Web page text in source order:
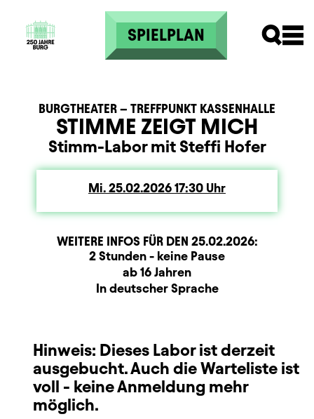
Direkt zum Inhalt
SPIELPLAN
STIMME ZEIGT MICH
BURGTHEATER – TREFFPUNKT KASSENHALLE
Stimm-Labor mit Steffi Hofer
Mi. Mittwoch
25.02.2026 17:30Uhr
WEITERE INFOS FÜR DEN 25.02.2026:
BeschreibungInformation
Dauer und Pausen2 Stunden - keine Pause
ab 16 Jahren
SprachbeschreibungIn deutscher Sprache
Hinweis: Dieses Labor ist derzeit
ausgebucht. Auch die Warteliste ist
voll - keine Anmeldung mehr
möglich.